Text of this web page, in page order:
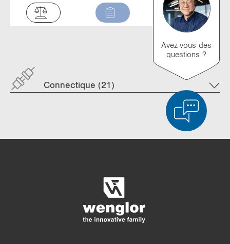
Connectique (21)
Masquer
Avez-vous des
questions ?